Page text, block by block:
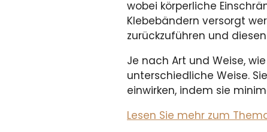
wobei körperliche
Klebebändern versorgt
zurückzuführen und
Je nach Art und Weise,
unterschiedliche Weise.
einwirken, indem sie
Lesen Sie mehr zum